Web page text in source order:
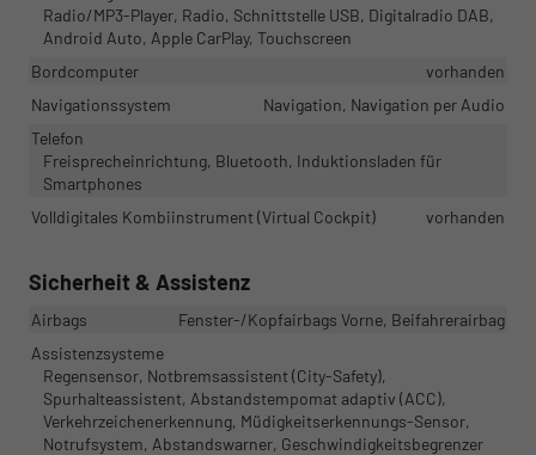
Radio/MP3-Player, Radio, Schnittstelle USB, Digitalradio DAB,
Android Auto, Apple CarPlay, Touchscreen
Bordcomputer
vorhanden
Navigationssystem
Navigation, Navigation per Audio
Telefon
Freisprecheinrichtung, Bluetooth, Induktionsladen für
Smartphones
Volldigitales Kombiinstrument (Virtual Cockpit)
vorhanden
Sicherheit & Assistenz
Airbags
Fenster-/Kopfairbags Vorne, Beifahrerairbag
Assistenzsysteme
Regensensor, Notbremsassistent (City-Safety),
Spurhalteassistent, Abstandstempomat adaptiv (ACC),
Verkehrzeichenerkennung, Müdigkeitserkennungs-Sensor,
Notrufsystem, Abstandswarner, Geschwindigkeitsbegrenzer